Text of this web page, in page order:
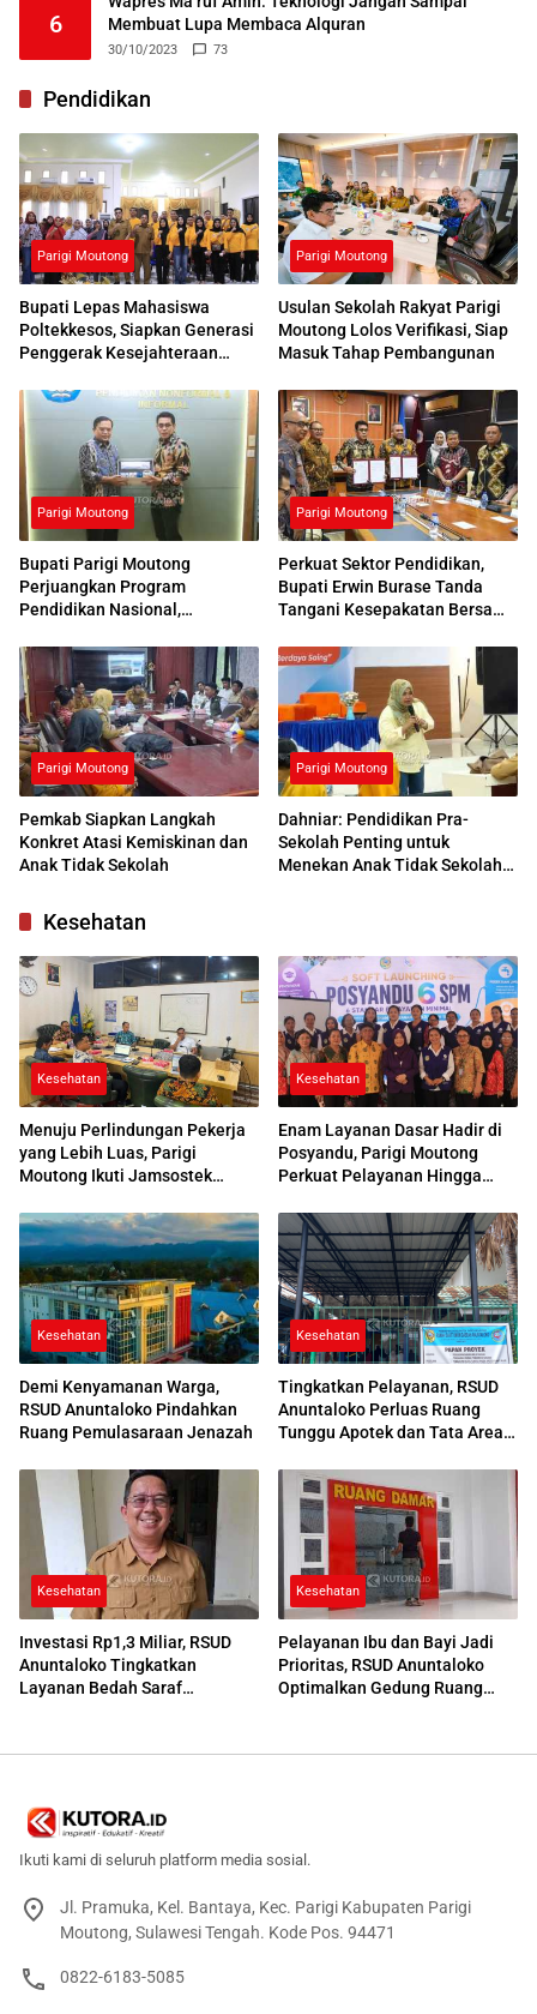
6
Membuat Lupa Membaca Alquran
30/10/2023 73
Pendidikan
Parigi Moutong
Bupati Lepas Mahasiswa
Poltekkesos, Siapkan Generasi
Penggerak Kesejahteraan
Parigi Moutong
Usulan Sekolah Rakyat Parigi
Moutong Lolos Verifikasi, Siap
Masuk Tahap Pembangunan
Parigi Moutong
Bupati Parigi Moutong
Perjuangkan Program
Pendidikan Nasional,
Respons Positif
Parigi Moutong
Perkuat Sektor Pendidikan,
Bupati Erwin Burase Tanda
Tangani Kesepakatan Bersama
Parigi Moutong
Pemkab Siapkan Langkah
Konkret Atasi Kemiskinan dan
Anak Tidak Sekolah
Parigi Moutong
Dahniar: Pendidikan Pra-
Sekolah Penting untuk
Menekan Anak Tidak Sekolah
Kesehatan
Kesehatan
Menuju Perlindungan Pekerja
yang Lebih Luas, Parigi
Moutong Ikuti Jamsostek
Kesehatan
Enam Layanan Dasar Hadir di
Posyandu, Parigi Moutong
Perkuat Pelayanan Hingga
Kesehatan
Demi Kenyamanan Warga,
RSUD Anuntaloko Pindahkan
Ruang Pemulasaraan Jenazah
Kesehatan
Tingkatkan Pelayanan, RSUD
Anuntaloko Perluas Ruang
Tunggu Apotek dan Tata Area
Kesehatan
Investasi Rp1,3 Miliar, RSUD
Anuntaloko Tingkatkan
Layanan Bedah Saraf
Kesehatan
Pelayanan Ibu dan Bayi Jadi
Prioritas, RSUD Anuntaloko
Optimalkan Gedung Ruang
Ikuti kami di seluruh platform media sosial.
Jl. Pramuka, Kel. Bantaya, Kec. Parigi Kabupaten Parigi
Moutong, Sulawesi Tengah. Kode Pos. 94471
0822-6183-5085